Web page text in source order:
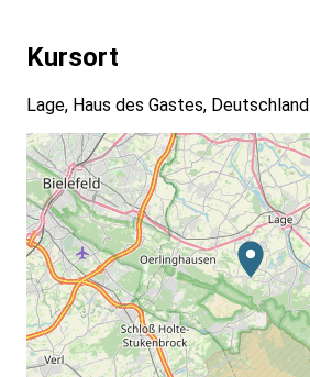
Kursort
Lage, Haus des Gastes, Deutschland